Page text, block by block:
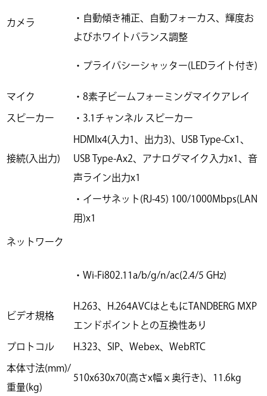
カメラ
・自動傾き補正、自動フォーカス、輝度お
よびホワイトバランス調整
・プライバシーシャッター(LEDライト付き)
マイク ・8素子ビームフォーミングマイクアレイ
スピーカー ・3.1チャンネル スピーカー
接続(入出力)
HDMIx4(入力1、出力3)、USB Type-Cx1、
USB Type-Ax2、アナログマイク入力x1、音
声ライン出力x1
ネットワーク
・イーサネット(RJ-45) 100/1000Mbps(LAN
用)x1
・Wi-Fi802.11a/b/g/n/ac(2.4/5 GHz)
ビデオ規格
H.263、H.264AVCはともにTANDBERG MXP
エンドポイントとの互換性あり
プロトコル H.323、SIP、Webex、WebRTC
本体寸法(mm)/
重量(kg)
510x630x70(高さx幅ｘ奥行き)、11.6kg